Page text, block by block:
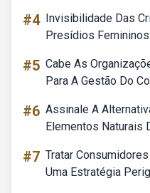
#4 Invisibilidade Das
Presídios
#5 Cabe As
Para A Gestão Do
#6 Assinale A
Elementos Naturais
#7 Tratar
Uma Estratégia